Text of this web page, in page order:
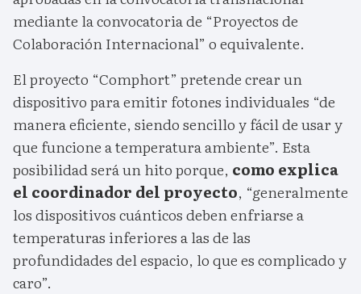
mediante la convocatoria de “Proyectos de
Colaboración Internacional” o equivalente.
El proyecto “Comphort” pretende crear un
dispositivo para emitir fotones individuales “de
manera eficiente, siendo sencillo y fácil de usar y
que funcione a temperatura ambiente”. Esta
posibilidad será un hito porque, como explica
el coordinador del proyecto, “generalmente
los dispositivos cuánticos deben enfriarse a
temperaturas inferiores a las de las
profundidades del espacio, lo que es complicado y
caro”.